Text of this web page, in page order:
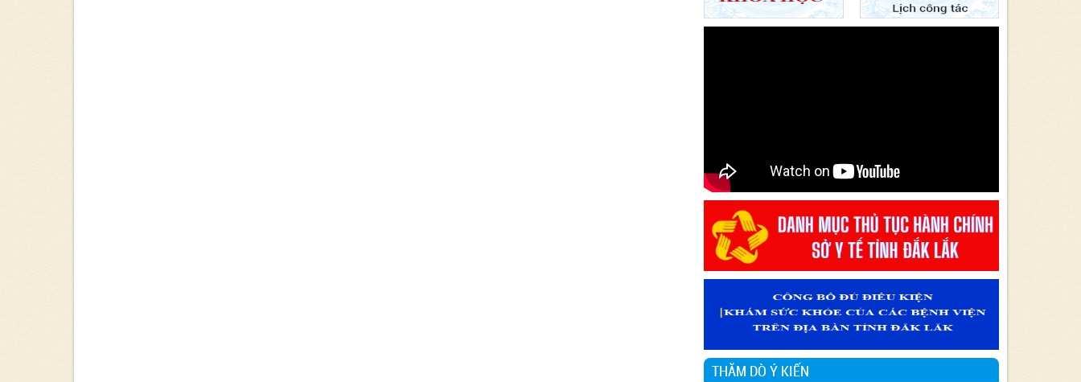
Văn bản 24/KH-SYT về việc thực hiện Chương trình hành
động thực hiện Nghị quyết số 01/NQ-CP ngày 05/01/2024
nước năm 2024 - Lĩnh vực Y tế
Văn bản 90/KH-BCĐ-PH06 thực hiện chiến lược Quốc gia về
phòng, chống tác hại của Thuốc lá đến năm 2030.
Văn bản 27/KH-SYT thực hiện Nghị quyết số 01/NQ-CP
ngày 06/01/2023 của Chính phủ về nhiệm vụ, giải pháp chủ
yếu thực hiện kế hoạch phát triển kinh tế - xã hội, Dự toán
ngân sách nhà nước và cải thiện môi trường kinh doanh,
nâng cao năng lực cạnh tranh quốc gia năm 2023 Lĩnh vực
Y tế
THĂM DÒ Ý KIẾN